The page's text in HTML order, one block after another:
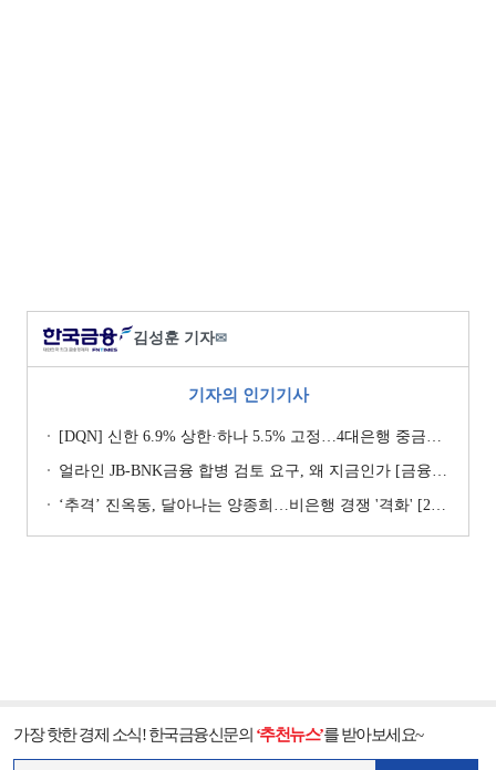
김성훈 기자✉
기자의 인기기사
[DQN] 신한 6.9% 상한·하나 5.5% 고정…4대은행 중금리대출 승부수
얼라인 JB-BNK금융 합병 검토 요구, 왜 지금인가 [금융지주는 지금]
‘추격ʼ 진옥동, 달아나는 양종희…비은행 경쟁 '격화' [2026 금융사 상반기 리그테이블]
가장 핫한 경제 소식! 한국금융신문의 ‘추천뉴스’를 받아보세요~